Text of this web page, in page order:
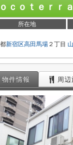
ｃｏｔｅｒｒ
所在地
新宿区高田馬場 ２丁目
物件情報 周